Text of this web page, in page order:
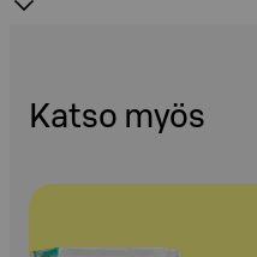
Katso myös